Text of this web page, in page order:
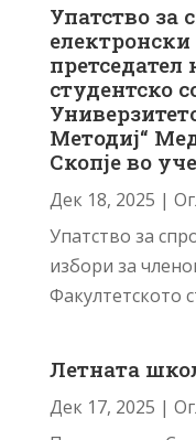
Упатство за
претседател
студентско
Методиј“
Скопје во
Дек 18, 2025 |
Упатство за
избори за
Факултетското
Летната
Дек 17, 2025 |